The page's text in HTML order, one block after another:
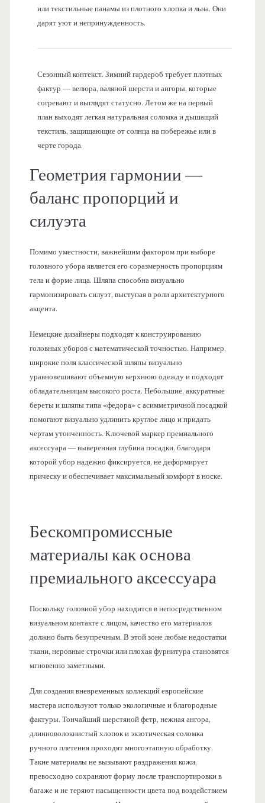
или текстильные панамы из плотного хлопка и льна. Они
дарят уют и непринужденность.
Сезонный контекст. Зимний гардероб требует плотных
фактур — велюра, валяной шерсти и ангоры, которые
согревают и выглядят статусно. Летом же на первый
план выходят легкая натуральная соломка и дышащий
текстиль, защищающие от солнца на побережье или в
черте города.
Геометрия гармонии —
баланс пропорций и
силуэта
Помимо уместности, важнейшим фактором при выборе
головного убора является его соразмерность пропорциям
тела и форме лица. Шляпа способна визуально
гармонизировать силуэт, выступая в роли архитектурного
акцента.
Немецкие дизайнеры подходят к конструированию
головных уборов с математической точностью. Например,
широкие поля классической шляпы визуально
уравновешивают объемную верхнюю одежду и подходят
обладательницам высокого роста. Небольшие, аккуратные
береты и шляпы типа «федора» с асимметричной посадкой
помогают визуально удлинить круглое лицо и придать
чертам утонченность. Ключевой маркер премиального
аксессуара — выверенная глубина посадки, благодаря
которой убор надежно фиксируется, не деформирует
прическу и обеспечивает максимальный комфорт в носке.
Бескомпромиссные
материалы как основа
премиального аксессуара
Поскольку головной убор находится в непосредственном
визуальном контакте с лицом, качество его материалов
должно быть безупречным. В этой зоне любые недостатки
ткани, неровные строчки или плохая фурнитура становятся
мгновенно заметными.
Для создания вневременных коллекций европейские
мастера используют только экологичные и благородные
фактуры. Тончайший шерстяной фетр, нежная ангора,
длинноволокнистый хлопок и экзотическая соломка
ручного плетения проходят многоэтапную обработку.
Такие материалы не вызывают раздражения кожи,
превосходно сохраняют форму после транспортировки в
багаже и не теряют насыщенности цвета под воздействием